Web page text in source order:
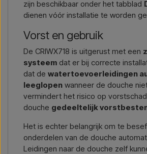
zijn beschikbaar onder het tabblad
dienen vóór installatie te worden
Vorst en gebruik
De CRIWX718 is uitgerust met een
systeem dat er bij correcte
dat de watertoevoerleidingen
leeglopen wanneer de douche
vermindert het risico op
douche gedeeltelijk
Het is echter belangrijk om te
onderdelen van de douche
Leidingen naar de douche zelf